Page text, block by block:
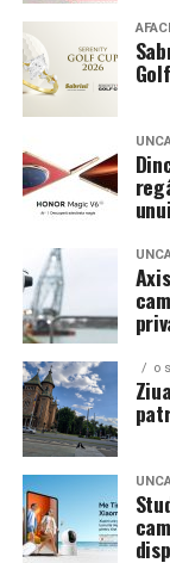
Echilibrul dintre
Un aspect
prezenta multor
show, ci si
cauta solutii
evenimente
siguranta pe
In acest
echilibru intre
opteaza pentru
care pot fi
indiferent de
De ce conteaza
Cluj
Clujul este un
iar drumurile din
o